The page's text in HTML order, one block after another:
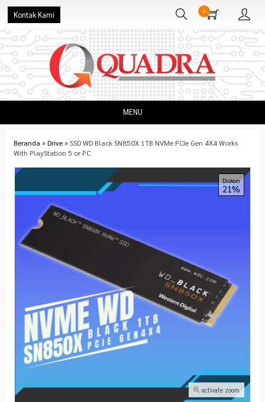
Kontak Kami 0
MENU
Beranda »Drive» SSD WD Black SN850X 1TB NVMe PCIe Gen 4X4 Works
With PlayStation 5 or PC
activate zoom
Diskon
21%